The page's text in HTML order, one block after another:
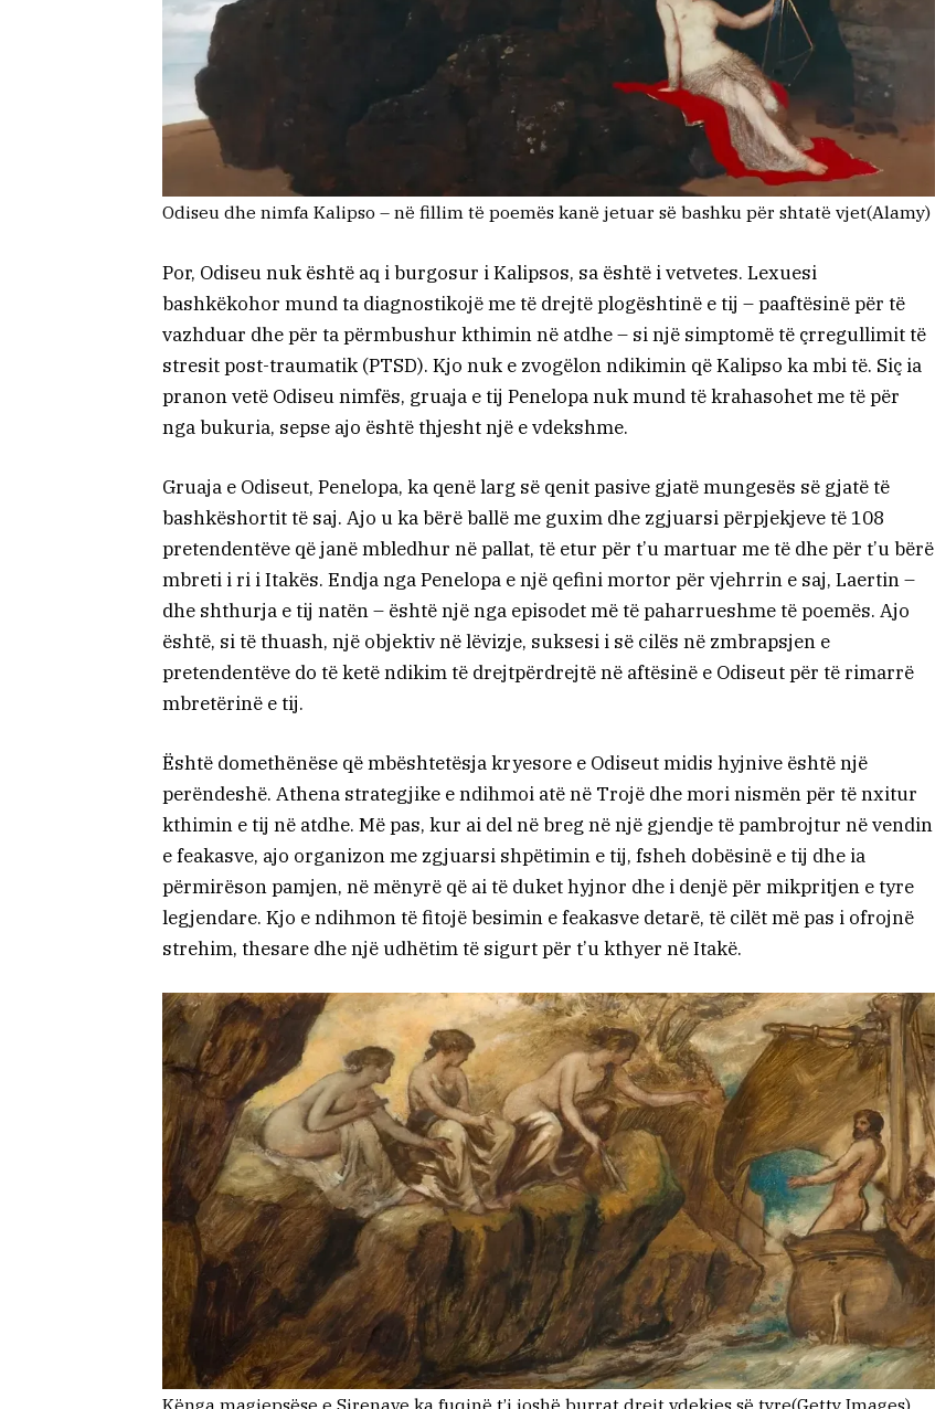
Odiseu dhe nimfa Kalipso – në fillim të poemës kanë jetuar së bashku për shtatë vjet(Alamy)
Por, Odiseu nuk është aq i burgosur i Kalipsos, sa është i vetvetes. Lexuesi
bashkëkohor mund ta diagnostikojë me të drejtë plogështinë e tij – paaftësinë për të
vazhduar dhe për ta përmbushur kthimin në atdhe – si një simptomë të çrregullimit të
stresit post-traumatik (PTSD). Kjo nuk e zvogëlon ndikimin që Kalipso ka mbi të. Siç ia
pranon vetë Odiseu nimfës, gruaja e tij Penelopa nuk mund të krahasohet me të për
nga bukuria, sepse ajo është thjesht një e vdekshme.
Gruaja e Odiseut, Penelopa, ka qenë larg së qenit pasive gjatë mungesës së gjatë të
bashkëshortit të saj. Ajo u ka bërë ballë me guxim dhe zgjuarsi përpjekjeve të 108
pretendentëve që janë mbledhur në pallat, të etur për t’u martuar me të dhe për t’u bërë
mbreti i ri i Itakës. Endja nga Penelopa e një qefini mortor për vjehrrin e saj, Laertin –
dhe shthurja e tij natën – është një nga episodet më të paharrueshme të poemës. Ajo
është, si të thuash, një objektiv në lëvizje, suksesi i së cilës në zmbrapsjen e
pretendentëve do të ketë ndikim të drejtpërdrejtë në aftësinë e Odiseut për të rimarrë
mbretërinë e tij.
Është domethënëse që mbështetësja kryesore e Odiseut midis hyjnive është një
perëndeshë. Athena strategjike e ndihmoi atë në Trojë dhe mori nismën për të nxitur
kthimin e tij në atdhe. Më pas, kur ai del në breg në një gjendje të pambrojtur në vendin
e feakasve, ajo organizon me zgjuarsi shpëtimin e tij, fsheh dobësinë e tij dhe ia
përmirëson pamjen, në mënyrë që ai të duket hyjnor dhe i denjë për mikpritjen e tyre
legjendare. Kjo e ndihmon të fitojë besimin e feakasve detarë, të cilët më pas i ofrojnë
strehim, thesare dhe një udhëtim të sigurt për t’u kthyer në Itakë.